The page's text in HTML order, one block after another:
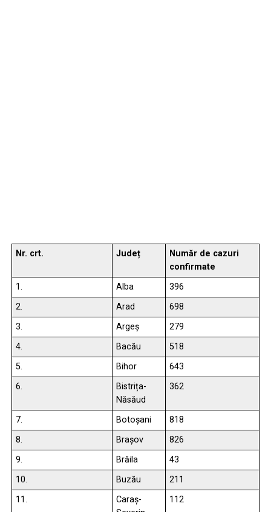
Nr. crt. Județ
Număr de cazuri
confirmate
1.
Alba
396
2.
Arad
698
3.
Argeș
279
4.
Bacău
518
5.
Bihor
643
6.
Bistrița-
Năsăud
362
7. Botoșani
818
8.
Brașov
826
9.
Brăila
43
10.
Buzău
211
11.
Caraș-
112